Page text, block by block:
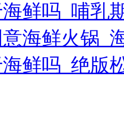
鲜吗_哺乳
海鲜火锅_
鲜吗_绝版